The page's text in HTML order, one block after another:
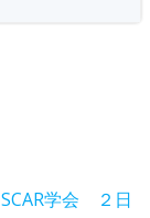
学会 ２日